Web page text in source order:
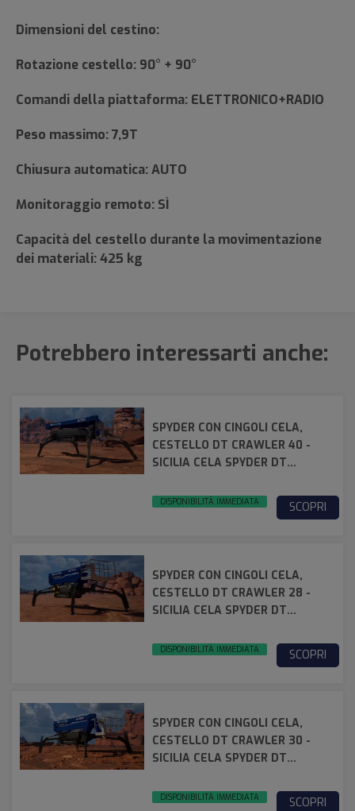
Dimensioni del cestino:
Rotazione cestello: 90° + 90°
Comandi della piattaforma: ELETTRONICO+RADIO
Peso massimo: 7,9T
Chiusura automatica: AUTO
Monitoraggio remoto: SÌ
Capacità del cestello durante la movimentazione
dei materiali: 425 kg
Potrebbero interessarti anche:
SPYDER CON CINGOLI CELA,
CESTELLO DT CRAWLER 40 -
SICILIA CELA SPYDER DT
DISPONIBILITÀ IMMEDIATA SCOPRI
SPYDER CON CINGOLI CELA,
CESTELLO DT CRAWLER 28 -
SICILIA CELA SPYDER DT
DISPONIBILITÀ IMMEDIATA SCOPRI
SPYDER CON CINGOLI CELA,
CESTELLO DT CRAWLER 30 -
SICILIA CELA SPYDER DT
DISPONIBILITÀ IMMEDIATA SCOPRI